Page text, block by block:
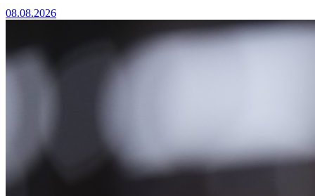
08.08.2026